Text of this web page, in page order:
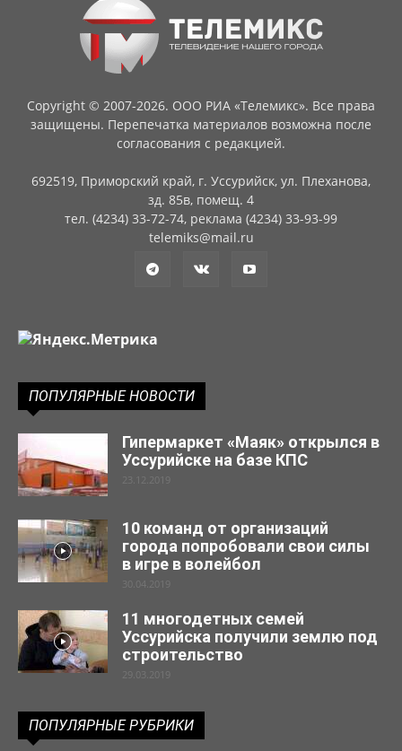
Copyright © 2007-2026. ООО РИА «Телемикс». Все права
защищены. Перепечатка материалов возможна после
согласования с редакцией.
692519, Приморский край, г. Уссурийск, ул. Плеханова,
зд. 85в, помещ. 4
тел. (4234) 33-72-74, реклама (4234) 33-93-99
telemiks@mail.ru
ПОПУЛЯРНЫЕ НОВОСТИ
Гипермаркет «Маяк» открылся в
Уссурийске на базе КПС
23.12.2019
10 команд от организаций
города попробовали свои силы
в игре в волейбол
30.04.2019
11 многодетных семей
Уссурийска получили землю под
строительство
29.03.2019
ПОПУЛЯРНЫЕ РУБРИКИ